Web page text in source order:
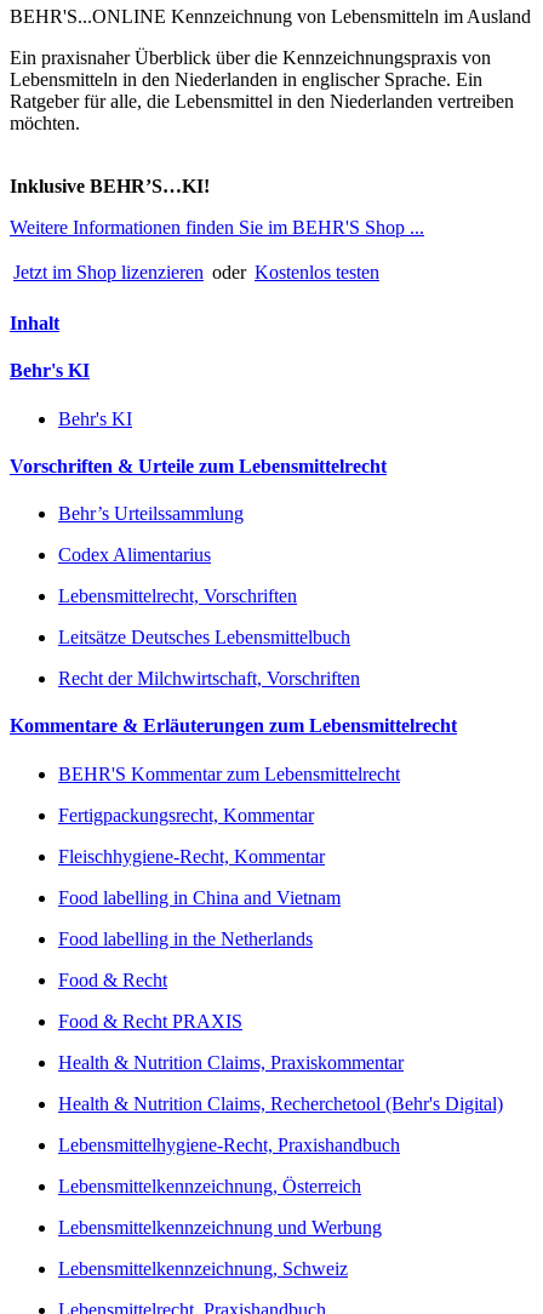
BEHR'S...ONLINE Kennzeichnung von Lebensmitteln im Ausland
Ein praxisnaher Überblick über die Kennzeichnungspraxis von
Lebensmitteln in den Niederlanden in englischer Sprache. Ein
Ratgeber für alle, die Lebensmittel in den Niederlanden vertreiben
möchten.
Inklusive BEHR’S…KI!
Weitere Informationen finden Sie im BEHR'S Shop ...
Jetzt im Shop lizenzieren oder Kostenlos testen
Inhalt
Behr's KI
Behr's KI
Vorschriften & Urteile zum Lebensmittelrecht
Behr’s Urteilssammlung
Codex Alimentarius
Lebensmittelrecht, Vorschriften
Leitsätze Deutsches Lebensmittelbuch
Recht der Milchwirtschaft, Vorschriften
Kommentare & Erläuterungen zum Lebensmittelrecht
BEHR'S Kommentar zum Lebensmittelrecht
Fertigpackungsrecht, Kommentar
Fleischhygiene-Recht, Kommentar
Food labelling in China and Vietnam
Food labelling in the Netherlands
Food & Recht
Food & Recht PRAXIS
Health & Nutrition Claims, Praxiskommentar
Health & Nutrition Claims, Recherchetool (Behr's Digital)
Lebensmittelhygiene-Recht, Praxishandbuch
Lebensmittelkennzeichnung, Österreich
Lebensmittelkennzeichnung und Werbung
Lebensmittelkennzeichnung, Schweiz
Lebensmittelrecht, Praxishandbuch